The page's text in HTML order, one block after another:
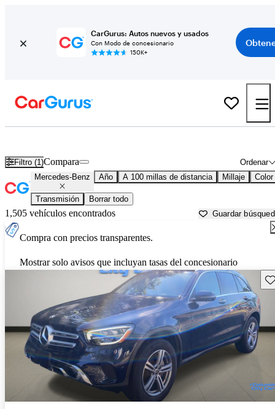
CarGurus: Autos nuevos y usados
Con Modo de concesionario
150K+
Filtro (1) Ordenar
Compara
Mercedes-Benz Año A 100 millas de distancia Millaje Color
Transmisión Borrar todo
1,505 vehículos encontrados Guardar
Compra con precios transparentes.
Mostrar solo avisos que incluyan tasas del concesionario